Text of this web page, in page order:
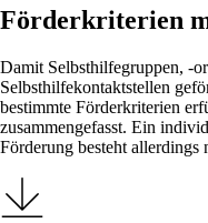
Förderkriterien
Damit Selbsthilfegruppen, -
Selbsthilfekontaktstellen
bestimmte Förderkriterien
zusammengefasst. Ein
Förderung besteht allerdings